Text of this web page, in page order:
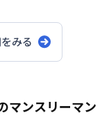
みる
マンスリーマン